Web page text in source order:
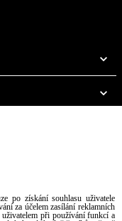
Cookie policy
po získání souhlasu uživatele
za účelem zasílání reklamních
při používání funkcí a